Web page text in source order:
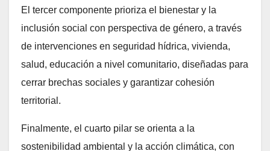
El tercer componente prioriza el bienestar y la
inclusión social con perspectiva de género, a través
de intervenciones en seguridad hídrica, vivienda,
salud, educación a nivel comunitario, diseñadas para
cerrar brechas sociales y garantizar cohesión
territorial.
Finalmente, el cuarto pilar se orienta a la
sostenibilidad ambiental y la acción climática, con